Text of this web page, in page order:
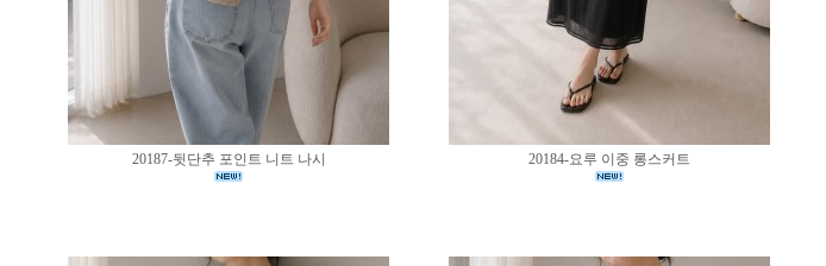
20187-뒷단추 포인트 니트 나시 20184-요루 이중 롱스커트